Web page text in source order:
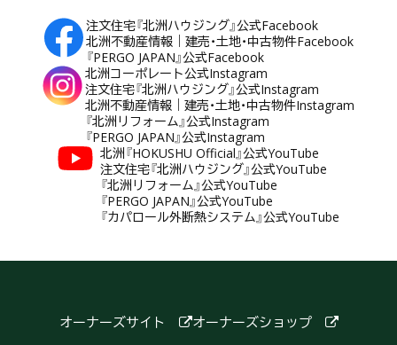
注文住宅『北洲ハウジング』公式Facebook
北洲不動産情報｜建売・土地・中古物件Facebook
『PERGO JAPAN』公式Facebook
北洲コーポレート公式Instagram
注文住宅『北洲ハウジング』公式Instagram
北洲不動産情報｜建売・土地・中古物件Instagram
『北洲リフォーム』公式Instagram
『PERGO JAPAN』公式Instagram
北洲『HOKUSHU Official』公式YouTube
注文住宅『北洲ハウジング』公式YouTube
『北洲リフォーム』公式YouTube
『PERGO JAPAN』公式YouTube
『カパロール外断熱システム』公式YouTube
オーナーズサイト オーナーズショップ